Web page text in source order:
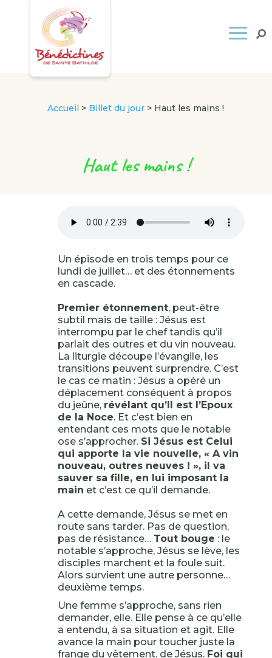
Accueil > Billet du jour > Haut les mains !
Haut les mains !
Un épisode en trois temps pour ce
lundi de juillet… et des étonnements
en cascade.
Premier étonnement, peut-être
subtil mais de taille : Jésus est
interrompu par le chef tandis qu’il
parlait des outres et du vin nouveau.
La liturgie découpe l’évangile, les
transitions peuvent surprendre. C’est
le cas ce matin : Jésus a opéré un
déplacement conséquent à propos
du jeûne, révélant qu’Il est l’Epoux
de la Noce. Et c’est bien en
entendant ces mots que le notable
ose s’approcher. Si Jésus est Celui
qui apporte la vie nouvelle, « A vin
nouveau, outres neuves ! », il va
sauver sa fille, en lui imposant la
main et c’est ce qu’il demande.
A cette demande, Jésus se met en
route sans tarder. Pas de question,
pas de résistance… Tout bouge : le
notable s’approche, Jésus se lève, les
disciples marchent et la foule suit.
Alors survient une autre personne…
deuxième temps.
Une femme s’approche, sans rien
demander, elle. Elle pense à ce qu’elle
a entendu, à sa situation et agit. Elle
avance la main pour toucher juste la
frange du vêtement. de Jésus. Foi qui